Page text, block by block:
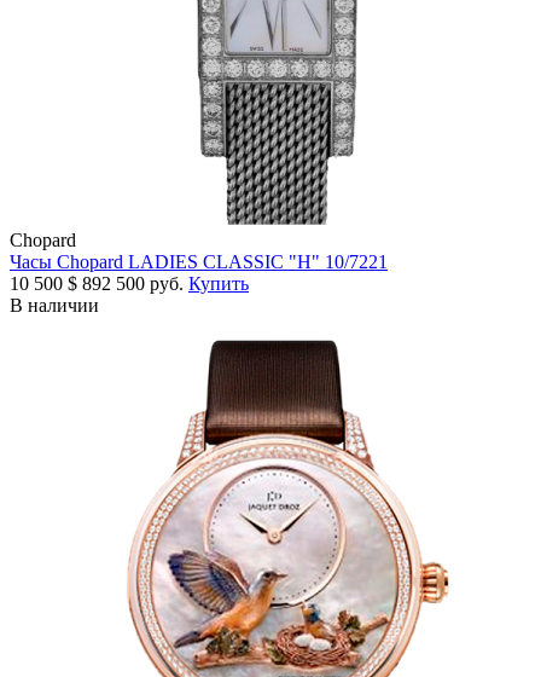
Chopard
Часы Chopard LADIES CLASSIC "H" 10/7221
10 500 $ 892 500 руб. Купить
В наличии